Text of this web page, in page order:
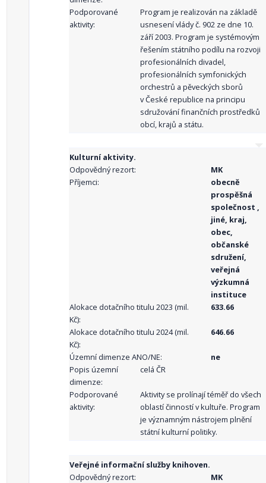
Podporované
aktivity:
Program je realizován na základě
usnesení vlády č. 902 ze dne 10.
září 2003. Program je systémovým
řešením státního podílu na rozvoji
profesionálních divadel,
profesionálních symfonických
orchestrů a pěveckých sborů
v České republice na principu
sdružování finančních prostředků
obcí, krajů a státu.
Kulturní aktivity.
Odpovědný rezort:
MK
Příjemci:
obecně
prospěšná
společnost ,
jiné, kraj,
obec,
občanské
sdružení,
veřejná
výzkumná
instituce
Alokace dotačního titulu 2023 (mil.
Kč):
633.66
Alokace dotačního titulu 2024 (mil.
Kč):
646.66
Územní dimenze ANO/NE:
ne
Popis územní
dimenze:
celá ČR
Podporované
aktivity:
Aktivity se prolínají téměř do všech
oblastí činností v kultuře. Program
je významným nástrojem plnění
státní kulturní politiky.
Veřejné informační služby knihoven.
Odpovědný rezort:
MK